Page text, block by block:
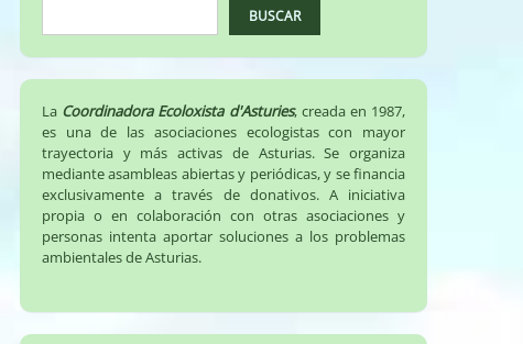
BUSCAR
La Coordinadora Ecoloxista d'Asturies, creada en 1987,
es una de las asociaciones ecologistas con mayor
trayectoria y más activas de Asturias. Se organiza
mediante asambleas abiertas y periódicas, y se financia
exclusivamente a través de donativos. A iniciativa
propia o en colaboración con otras asociaciones y
personas intenta aportar soluciones a los problemas
ambientales de Asturias.